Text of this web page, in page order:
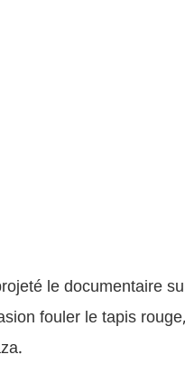
le documentaire
fouler le tapis